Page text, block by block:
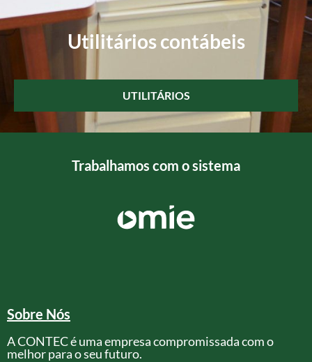
Utilitários contábeis
UTILITÁRIOS
Trabalhamos com o sistema
Sobre Nós
A CONTEC é uma empresa compromissada com o
melhor para o seu futuro.